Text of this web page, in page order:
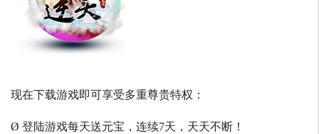
现在下载游戏即可享受多重尊贵特权：
Ø 登陆游戏每天送元宝，连续7天，天天不断！